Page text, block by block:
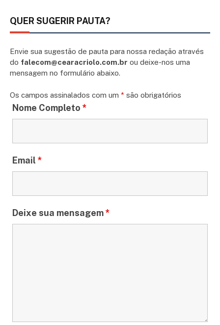
QUER SUGERIR PAUTA?
Envie sua sugestão de pauta para nossa redação através
do falecom@cearacriolo.com.br ou deixe-nos uma
mensagem no formulário abaixo.
Os campos assinalados com um * são obrigatórios
Nome Completo *
Email *
Deixe sua mensagem*